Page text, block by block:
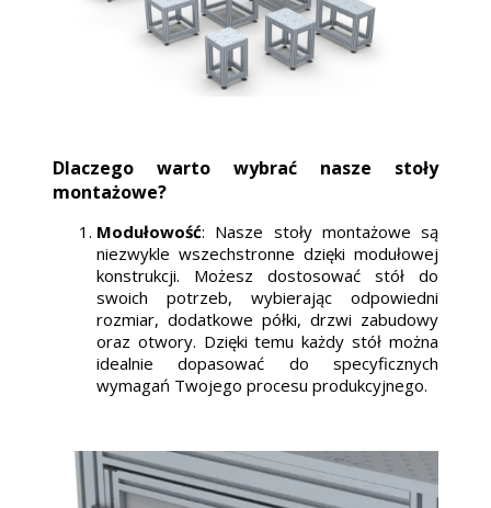
Dlaczego warto wybrać nasze stoły
montażowe?
Modułowość: Nasze stoły montażowe są
niezwykle wszechstronne dzięki modułowej
konstrukcji. Możesz dostosować stół do
swoich potrzeb, wybierając odpowiedni
rozmiar, dodatkowe półki, drzwi zabudowy
oraz otwory. Dzięki temu każdy stół można
idealnie dopasować do specyficznych
wymagań Twojego procesu produkcyjnego.